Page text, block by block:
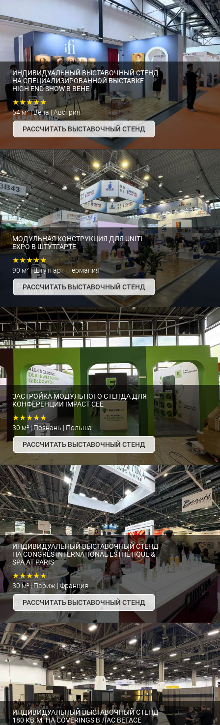
ИНДИВИДУАЛЬНЫЙ ВЫСТАВОЧНЫЙ СТЕНД
НА СПЕЦИАЛИЗИРОВАННОЙ ВЫСТАВКЕ
HIGH END SHOW В ВЕНЕ
★★★★★
54 м² | Вена | Австрия
РАССЧИТАТЬ ВЫСТАВОЧНЫЙ СТЕНД
МОДУЛЬНАЯ КОНСТРУКЦИЯ ДЛЯ UNITI
EXPO В ШТУТГАРТЕ
★★★★★
90 м² | Штутгарт | Германия
РАССЧИТАТЬ ВЫСТАВОЧНЫЙ СТЕНД
ЗАСТРОЙКА МОДУЛЬНОГО СТЕНДА ДЛЯ
КОНФЕРЕНЦИИ IMPACT CEE
★★★★★
30 м² | Познань | Польша
РАССЧИТАТЬ ВЫСТАВОЧНЫЙ СТЕНД
ИНДИВИДУАЛЬНЫЙ ВЫСТАВОЧНЫЙ СТЕНД
НА CONGRÈS INTERNATIONAL ESTHÉTIQUE &
SPA AT PARIS
★★★★★
30 м² | Париж | Франция
РАССЧИТАТЬ ВЫСТАВОЧНЫЙ СТЕНД
ИНДИВИДУАЛЬНЫЙ ВЫСТАВОЧНЫЙ СТЕНД
180 КВ.М. НА COVERINGS В ЛАС ВЕГАСЕ